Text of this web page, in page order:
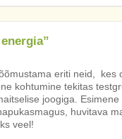
eriti neid, kes
kohtumine tekitas
joogiga.
huvitava
veel!